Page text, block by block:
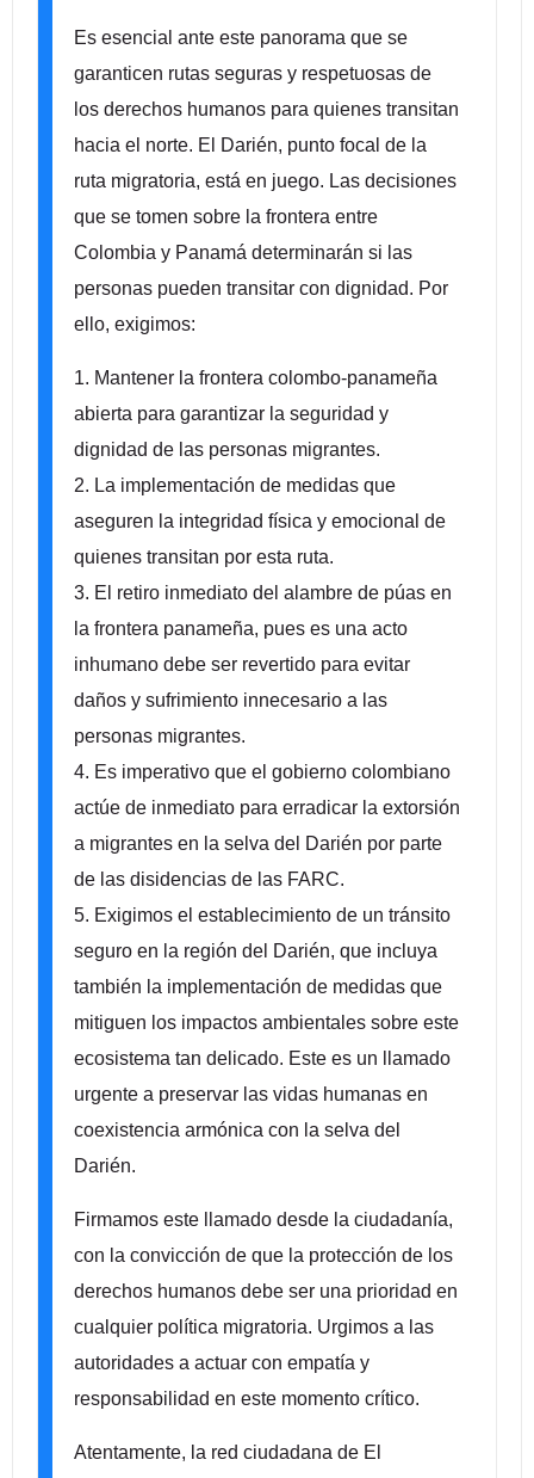
Es esencial ante este panorama que se
garanticen rutas seguras y respetuosas de
los derechos humanos para quienes transitan
hacia el norte. El Darién, punto focal de la
ruta migratoria, está en juego. Las decisiones
que se tomen sobre la frontera entre
Colombia y Panamá determinarán si las
personas pueden transitar con dignidad. Por
ello, exigimos:
1. Mantener la frontera colombo-panameña
abierta para garantizar la seguridad y
dignidad de las personas migrantes.
2. La implementación de medidas que
aseguren la integridad física y emocional de
quienes transitan por esta ruta.
3. El retiro inmediato del alambre de púas en
la frontera panameña, pues es una acto
inhumano debe ser revertido para evitar
daños y sufrimiento innecesario a las
personas migrantes.
4. Es imperativo que el gobierno colombiano
actúe de inmediato para erradicar la extorsión
a migrantes en la selva del Darién por parte
de las disidencias de las FARC.
5. Exigimos el establecimiento de un tránsito
seguro en la región del Darién, que incluya
también la implementación de medidas que
mitiguen los impactos ambientales sobre este
ecosistema tan delicado. Este es un llamado
urgente a preservar las vidas humanas en
coexistencia armónica con la selva del
Darién.
Firmamos este llamado desde la ciudadanía,
con la convicción de que la protección de los
derechos humanos debe ser una prioridad en
cualquier política migratoria. Urgimos a las
autoridades a actuar con empatía y
responsabilidad en este momento crítico.
Atentamente, la red ciudadana de El